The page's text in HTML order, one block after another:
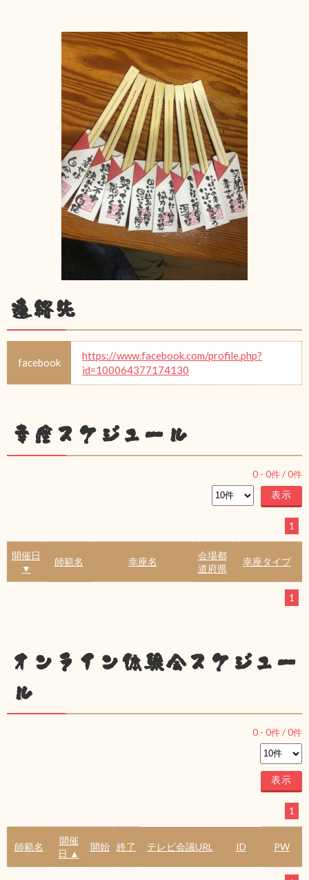
連絡先
facebook
https://www.facebook.com/profile.php?
id=100064377174130
幸座スケジュール
0 - 0件 /0件
1
開催日
▼
師範名 幸座名
会場都
道府県
幸座タイプ
1
オンライン体験会スケジュー
ル
0 - 0件 /0件
1
師範名
開催
日 ▲
開始 終了 テレビ会議URL ID PW